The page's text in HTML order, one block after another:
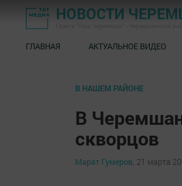
НОВОСТИ
ГЛАВНАЯ АКТУАЛЬНОЕ ВИДЕО
В НАШЕМ РАЙОНЕ
В
скворцов
Марат Гумеров, 21 марта